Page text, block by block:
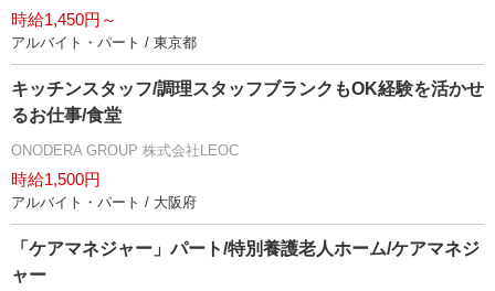
時給1,450円～
アルバイト・パート / 東京都
キッチンスタッフ/調理スタッフブランクもOK経験を活かせ
るお仕事/食堂
ONODERA GROUP 株式会社LEOC
時給1,500円
アルバイト・パート / 大阪府
「ケアマネジャー」パート/特別養護老人ホーム/ケアマネジ
ャー